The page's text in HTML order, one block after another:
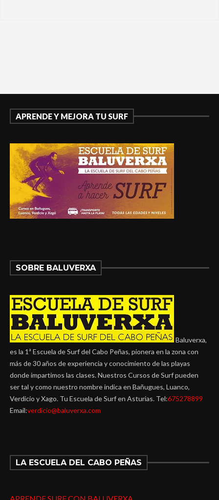
APRENDE Y MEJORA TU SURF
SOBRE BALUVERXA
Baluverxa,
es la 1ª Escuela de Surf del Cabo Peñas, pionera en la zona con
más de 30 años de experiencia y conocimiento de las playas
donde impartimos las clases. Nuestros Cursos de Surf pueden
ser tal y como nuestro nombre indica en Bañugues, Luanco,
Verdicio y Xago. Tu Escuela de Surf en Asturias. Tel:675278899
Email:verdicio@baluverxa.com
LA ESCUELA DEL CABO PEÑAS